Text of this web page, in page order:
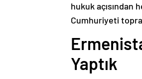
hukuk açısından
Cumhuriyeti
Yaptık